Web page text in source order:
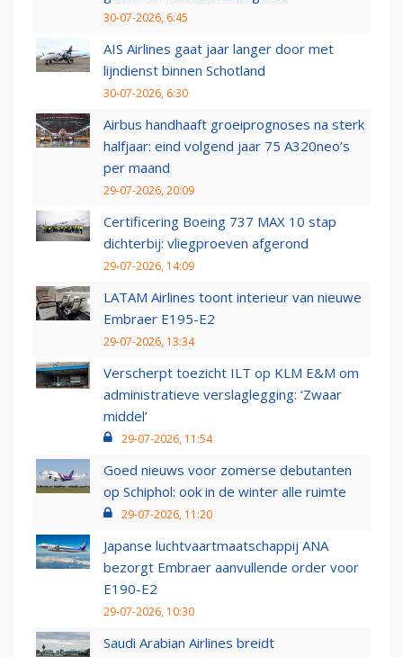
30-07-2026, 6:45
AIS Airlines gaat jaar langer door met
lijndienst binnen Schotland
30-07-2026, 6:30
Airbus handhaaft groeiprognoses na sterk
halfjaar: eind volgend jaar 75 A320neo’s
per maand
29-07-2026, 20:09
Certificering Boeing 737 MAX 10 stap
dichterbij: vliegproeven afgerond
29-07-2026, 14:09
LATAM Airlines toont interieur van nieuwe
Embraer E195-E2
29-07-2026, 13:34
Verscherpt toezicht ILT op KLM E&M om
administratieve verslaglegging: ‘Zwaar
middel’
29-07-2026, 11:54
Goed nieuws voor zomerse debutanten
op Schiphol: ook in de winter alle ruimte
29-07-2026, 11:20
Japanse luchtvaartmaatschappij ANA
bezorgt Embraer aanvullende order voor
E190-E2
29-07-2026, 10:30
Saudi Arabian Airlines breidt